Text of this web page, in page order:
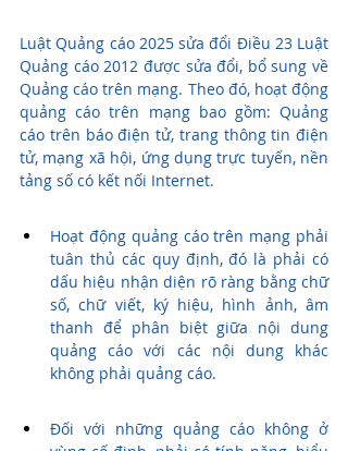
Luật Quảng cáo 2025 sửa đổi Điều 23 Luật
Quảng cáo 2012 được sửa đổi, bổ sung về
Quảng cáo trên mạng. Theo đó, hoạt động
quảng cáo trên mạng bao gồm: Quảng
cáo trên báo điện tử, trang thông tin điện
tử, mạng xã hội, ứng dụng trực tuyến, nền
tảng số có kết nối Internet.
Hoạt động quảng cáo trên mạng phải
tuân thủ các quy định, đó là phải có
dấu hiệu nhận diện rõ ràng bằng chữ
số, chữ viết, ký hiệu, hình ảnh, âm
thanh để phân biệt giữa nội dung
quảng cáo với các nội dung khác
không phải quảng cáo.
Đối với những quảng cáo không ở